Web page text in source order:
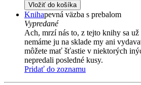
Vložiť do košíka
Knihapevná väzba s prebalom
Vypredané
Ach, mrzí nás to, z tejto knihy sa
nemáme ju na sklade my ani
môžete mať šťastie v niektorých
nepredali posledné kusy.
Pridať do zoznamu